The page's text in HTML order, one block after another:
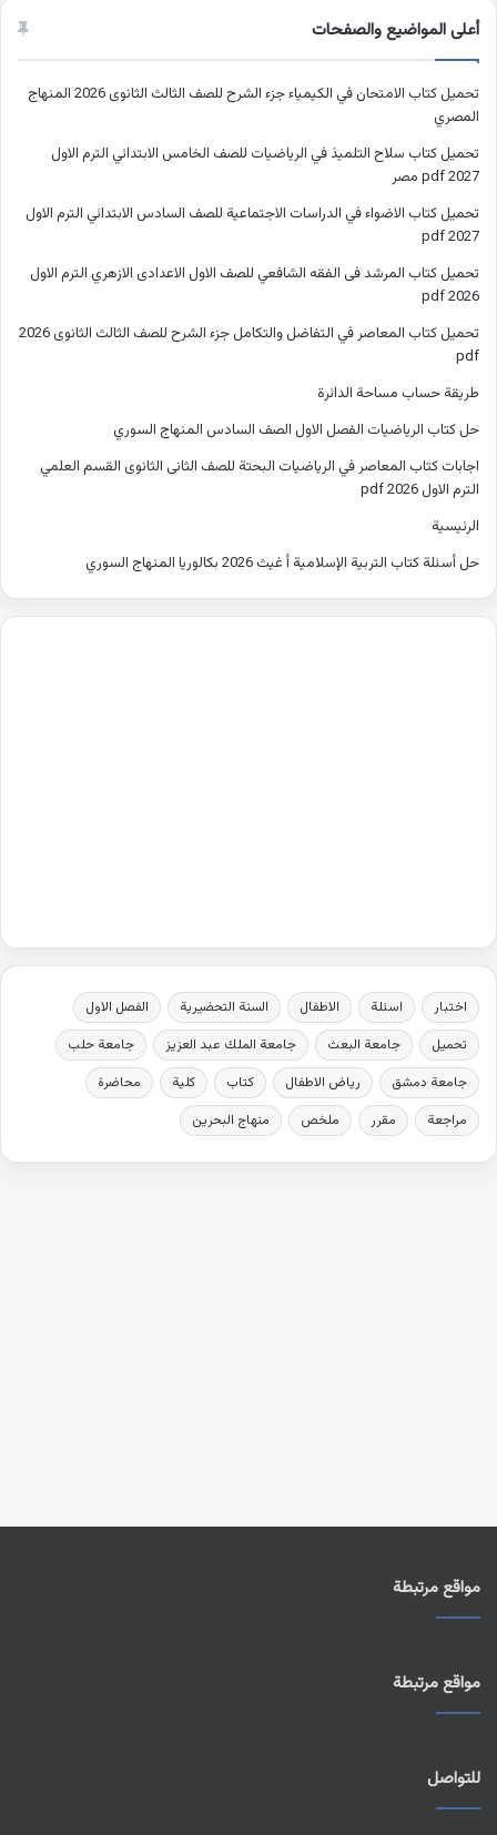
أعلى المواضيع والصفحات
تحميل كتاب الامتحان في الكيمياء جزء الشرح للصف الثالث الثانوى 2026 المنهاج
المصري
تحميل كتاب سلاح التلميذ في الرياضيات للصف الخامس الابتدائي الترم الاول
2027 pdf مصر
تحميل كتاب الاضواء في الدراسات الاجتماعية للصف السادس الابتدائي الترم الاول
2027 pdf
تحميل كتاب المرشد فى الفقه الشافعي للصف الاول الاعدادى الازهري الترم الاول
2026 pdf
تحميل كتاب المعاصر في التفاضل والتكامل جزء الشرح للصف الثالث الثانوى 2026
pdf
طريقة حساب مساحة الدائرة
حل كتاب الرياضيات الفصل الاول الصف السادس المنهاج السوري
اجابات كتاب المعاصر في الرياضيات البحتة للصف الثانى الثانوى القسم العلمي
الترم الاول 2026 pdf
الرئيسية
حل أسئلة كتاب التربية الإسلامية أ غيث 2026 بكالوريا المنهاج السوري
اختبار اسئلة الاطفال السنة التحضيرية
الفصل الاول
تحميل
جامعة البعث جامعة الملك عبد العزيز
جامعة حلب
جامعة دمشق
رياض الاطفال كتاب كلية
محاضرة
مراجعة
مقرر ملخص منهاج البحرين
مواقع مرتبطة
مواقع مرتبطة
للتواصل